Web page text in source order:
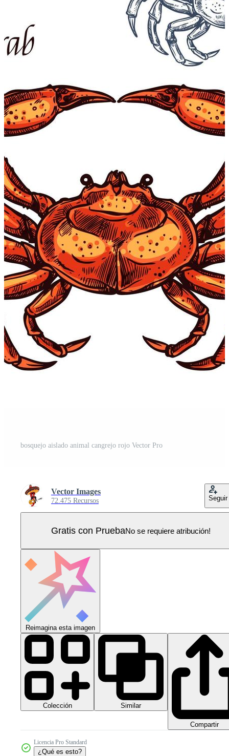
bosquejo aislado animal cangrejo rojo Vector Pro
Vector Images
72.475 Recursos Seguir
Gratis con PruebaNo se requiere atribución!
Reimagina esta imagen
Colección Similar
Compartir
Licencia Pro Standard
¿Qué es esto?